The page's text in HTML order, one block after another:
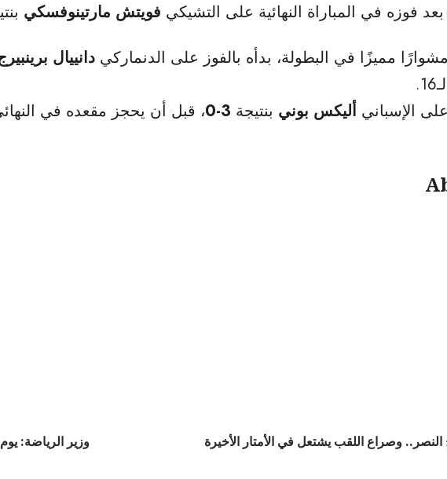
فوزه في المباراة النهائية على التشيكي فويتش مارتينوفسكي
مميزًا في البطولة، بدأه بالفوز على الدنماركي دانييال
الإسباني أليكس بوني بنتيجة 3-0 ، قبل أن يحجز مقعده في
النصر.. وصراع اللقب يشتعل في الأمتار الأخيرة
وزير الرياضة: